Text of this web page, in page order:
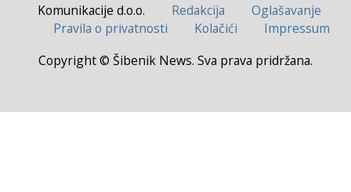
Komunikacije d.o.o. Redakcija
Oglašavanje
Pravila o privatnosti
Kolačići
Impressum
Copyright © Šibenik News. Sva prava pridržana.